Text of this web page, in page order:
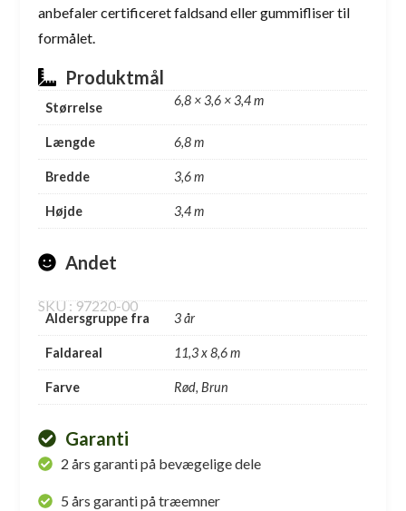
anbefaler certificeret faldsand eller gummifliser til
formålet.
Produktmål
Størrelse 6,8 × 3,6 × 3,4 m
Længde 6,8 m
Bredde 3,6 m
Højde 3,4 m
Andet
SKU : 97220-00
Aldersgruppe fra 3 år
Faldareal 11,3 x 8,6 m
Farve Rød, Brun
Garanti
2 års garanti på bevægelige dele
5 års garanti på træemner